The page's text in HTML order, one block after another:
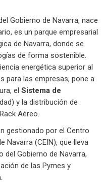
Gobierno de Navarra, nace
es un parque empresarial
de Navarra, donde se
de forma sostenible.
energética superior al
para las empresas, pone a
el Sistema de
y la distribución de
Aéreo.
gestionado por el Centro
Navarra (CEIN), que lleva
del Gobierno de Navarra,
de las Pymes y